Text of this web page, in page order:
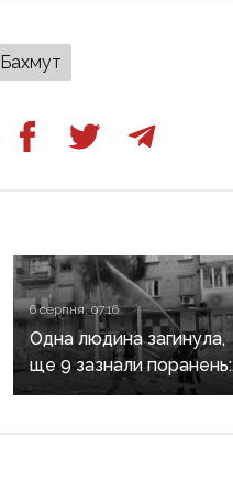
Бахмут
6 серпня, 07:16
Одна людина загинула,
ще 9 зазнали поранень:
воєнні злочини